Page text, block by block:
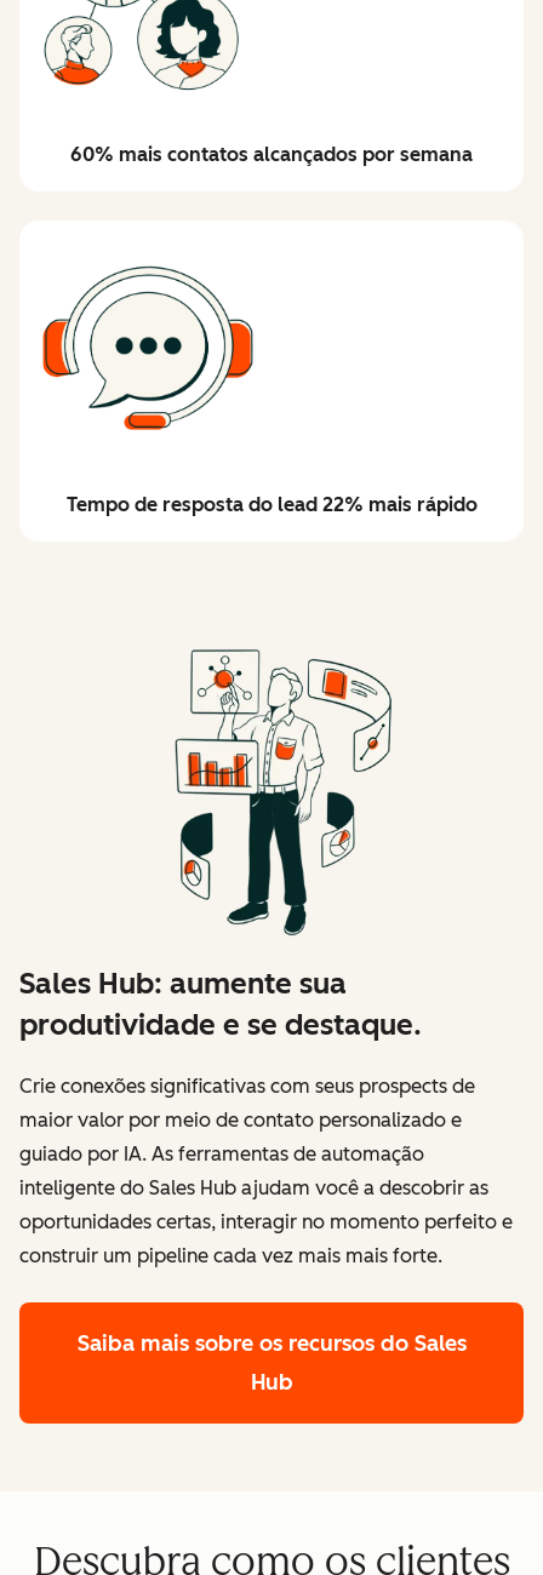
60% mais contatos alcançados por semana
Tempo de resposta do lead 22% mais rápido
Sales Hub: aumente sua
produtividade e se destaque.
Crie conexões significativas com seus prospects de
maior valor por meio de contato personalizado e
guiado por IA. As ferramentas de automação
inteligente do Sales Hub ajudam você a descobrir as
oportunidades certas, interagir no momento perfeito e
construir um pipeline cada vez mais mais forte.
Saiba mais sobre os recursos do Sales
Hub
Descubra como os clientes